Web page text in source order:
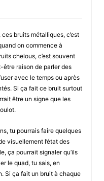
bruits métalliques, c’est
on commence à
chelous, c’est souvent
être raison de parler des
avec le temps ou après
Si ça fait ce bruit surtout
être un signe que les
tu pourrais faire quelques
visuellement l’état des
ça pourrait signaler qu’ils
le quad, tu sais, en
Si ça fait un bruit à chaque